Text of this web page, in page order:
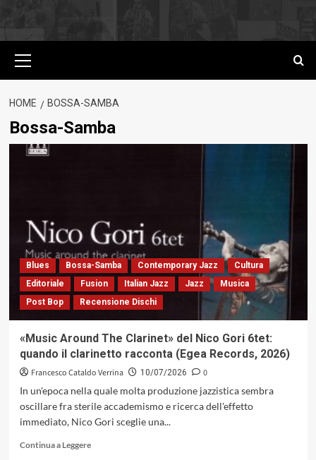
principale
HOME BOSSA-SAMBA
Bossa-Samba
Blues Bossa-Samba Contemporary Jazz
Cultura
Editoriale
Fusion Italian Jazz Jazz
Musica
Post Bop
Recensione Dischi
«Music Around The Clarinet» del Nico Gori 6tet:
quando il clarinetto racconta (Egea Records, 2026)
Francesco Cataldo Verrina 10/07/2026
0
In un'epoca nella quale molta produzione jazzistica sembra
oscillare fra sterile accademismo e ricerca dell'effetto
immediato, Nico Gori sceglie una...
Continua a LeggereLeggi